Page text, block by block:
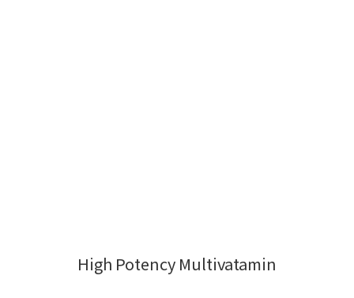
High Potency Multivatamin